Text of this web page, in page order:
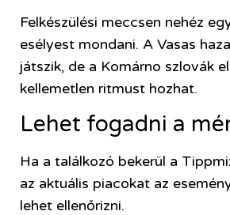
Felkészülési meccsen nehéz
esélyest mondani. A Vasas
játszik, de a Komárno szlovák
kellemetlen ritmust hozhat.
Lehet fogadni a
Ha a találkozó bekerül a
az aktuális piacokat az
lehet ellenőrizni.